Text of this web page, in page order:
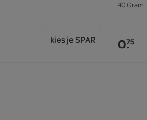
kies je SPAR
40 Gram
0.75